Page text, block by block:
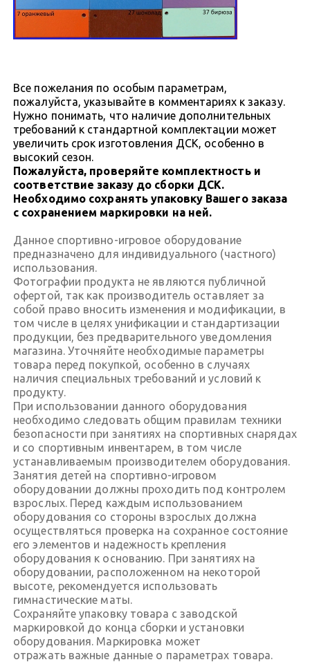
Все пожелания по особым параметрам,
пожалуйста, указывайте в комментариях к заказу.
Нужно понимать, что наличие дополнительных
требований к стандартной комплектации может
увеличить срок изготовления ДСК, особенно в
высокий сезон.
Пожалуйста, проверяйте комплектность и
соответствие заказу до сборки ДСК.
Необходимо сохранять упаковку Вашего заказа
с сохранением маркировки на ней.
Данное спортивно-игровое оборудование
предназначено для индивидуального (частного)
использования.
Фотографии продукта не являются публичной
офертой, так как производитель оставляет за
собой право вносить изменения и модификации, в
том числе в целях унификации и стандартизации
продукции, без предварительного уведомления
магазина. Уточняйте необходимые параметры
товара перед покупкой, особенно в случаях
наличия специальных требований и условий к
продукту.
При использовании данного оборудования
необходимо следовать общим правилам техники
безопасности при занятиях на спортивных снарядах
и со спортивным инвентарем, в том числе
устанавливаемым производителем оборудования.
Занятия детей на спортивно-игровом
оборудовании должны проходить под контролем
взрослых. Перед каждым использованием
оборудования со стороны взрослых должна
осуществляться проверка на сохранное состояние
его элементов и надежность крепления
оборудования к основанию. При занятиях на
оборудовании, расположенном на некоторой
высоте, рекомендуется использовать
гимнастические маты.
Сохраняйте упаковку товара с заводской
маркировкой до конца сборки и установки
оборудования. Маркировка может
отражать важные данные о параметрах товара.